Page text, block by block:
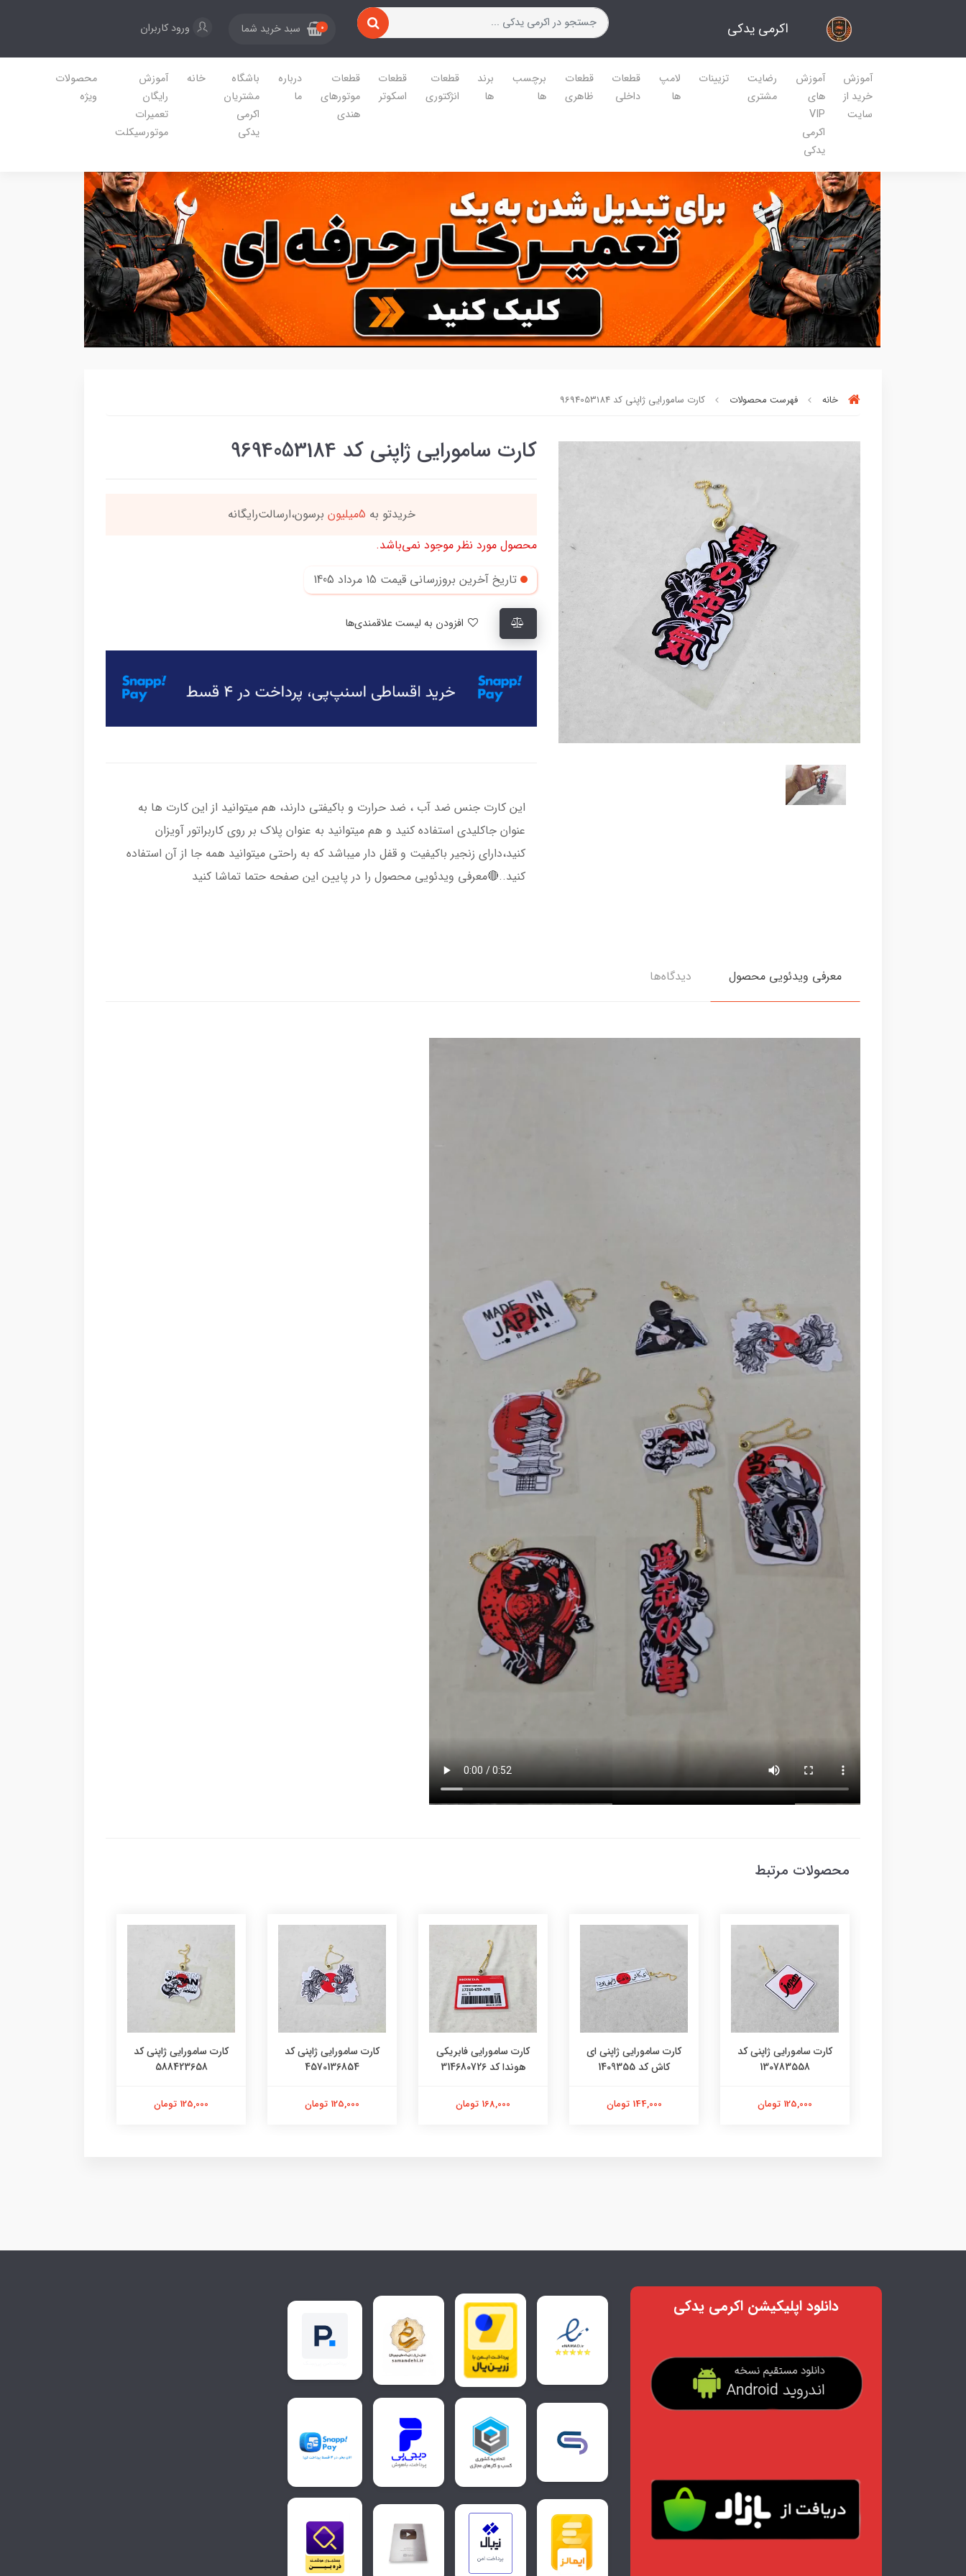
اکرمی یدکی 0 سبد خرید شما ورود کاربران
آموزش
خرید از
سایت
آموزش
های
VIP
اکرمی
یدکی
رضایت
مشتری
تزیینات
لامپ
ها
قطعات
داخلی
قطعات
ظاهری
برچسب
ها
برند
ها
قطعات
انژکتوری
قطعات
اسکوتر
قطعات
موتورهای
هندی
درباره
ما
باشگاه
مشتریان
اکرمی
یدکی
خانه
آموزش
رایگان
تعمیرات
موتورسیکلت
محصولات
ویژه
خانه فهرست محصولات کارت سامورایی ژاپنی کد 9694053184
کارت سامورایی ژاپنی کد 9694053184
برسون،ارسالت‌رایگانه این کالا رو میتونی4 قسطه
بخری
محصول مورد نظر موجود نمی‌باشد.
تاریخ آخرین بروزرسانی قیمت 15 مرداد 1405
این کارت جنس ضد آب ، ضد حرارت و باکیفتی دارند، هم میتوانید از این کارت ها به
عنوان جاکلیدی استفاده کنید و هم میتوانید به عنوان پلاک بر روی کاربراتور آویزان
کنید،دارای زنجیر باکیفیت و قفل دار میباشد که به راحتی میتوانید همه جا از آن استفاده
کنید..🔴معرفی ویدئویی محصول را در پایین این صفحه حتما تماشا کنید
معرفی ویدئویی محصول دیدگاه‌ها
محصولات مرتبط
کارت سامورایی ژاپنی کد
130783558
125,000 تومان
کارت سامورایی ژاپنی ای
کاش کد 1409355
144,000 تومان
کارت سامورایی فابریکی
هوندا کد 314680726
168,000 تومان
کارت سامورایی ژاپنی کد
4570136854
125,000 تومان
کارت سامورایی ژاپنی کد
588423658
125,000 تومان
دانلود اپلیکیشن اکرمی یدکی